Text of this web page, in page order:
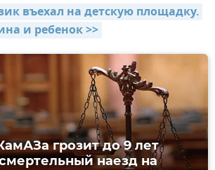
въехал на детскую площадку.
и ребенок >>
грозит до 9 лет
наезд на